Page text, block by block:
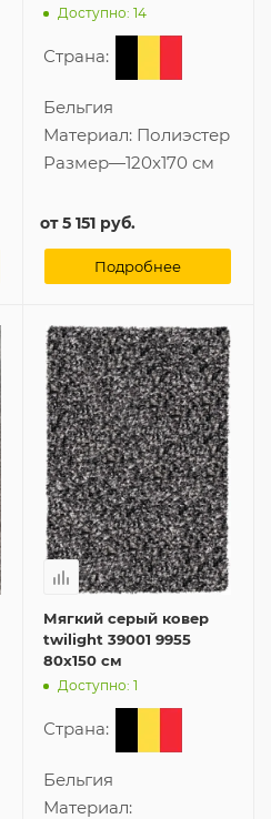
Доступно: 14
Страна:
Бельгия
Материал: Полиэстер
Размер—120x170 см
от5 151 руб.
Подробнее
Мягкий серый ковер
twilight 39001 9955
80x150 см
Доступно: 1
Страна:
Бельгия
Материал: